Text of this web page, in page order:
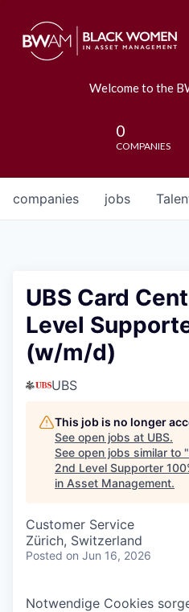
Welcome to the
0
COMPANIES
jobs
companies
UBS Card
Level
(w/m/d)
UBS
This job is no longer
See open jobs at UBS.
See open jobs similar to "
2nd Level Supporter
in Asset Management.
Customer Service
Zürich, Switzerland
Posted on Jun 16, 2026
Notwendige Cookies